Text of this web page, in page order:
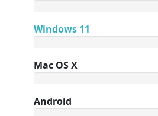
Windows 11
Mac OS X
Android